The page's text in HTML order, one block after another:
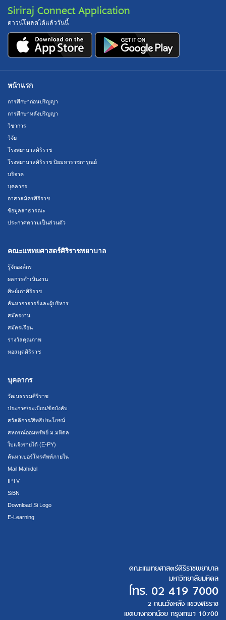
Siriraj Connect Application
ดาวน์โหลดได้แล้ววันนี้
หน้าแรก
การศึกษาก่อนปริญญา
การศึกษาหลังปริญญา
วิชาการ
วิจัย
โรงพยาบาลศิริราช
โรงพยาบาลศิริราช ปิยมหาราชการุณย์
บริจาค
บุคลากร
อาสาสมัครศิริราช
ข้อมูลสาธารณะ
ประกาศความเป็นส่วนตัว
คณะแพทยศาสตร์ศิริราชพยาบาล
รู้จักองค์กร
ผลการดำเนินงาน
ศิษย์เก่าศิริราช
ค้นหาอาจารย์และผู้บริหาร
สมัครงาน
สมัครเรียน
รางวัลคุณภาพ
หอสมุดศิริราช
บุคลากร
วัฒนธรรมศิริราช
ประกาศ/ระเบียบ/ข้อบังคับ
สวัสดิการ/สิทธิประโยชน์
สหกรณ์ออมทรัพย์ ม.มหิดล
ใบแจ้งรายได้ (E-PY)
ค้นหาเบอร์โทรศัพท์ภายใน
Mail Mahidol
IPTV
SiBN
Download Si Logo
E-Learning
คณะแพทยศาสตร์ศิริราชพยาบาล
มหาวิทยาลัยมหิดล
โทร. 02 419 7000
2 ถนนวังหลัง แขวงศิริราช
เขตบางกอกน้อย กรุงเทพฯ 10700